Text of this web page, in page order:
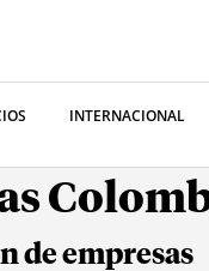
INTERNACIONAL
de empresas